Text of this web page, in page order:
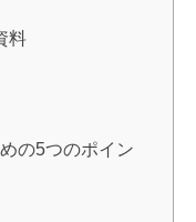
料
の5つのポイン